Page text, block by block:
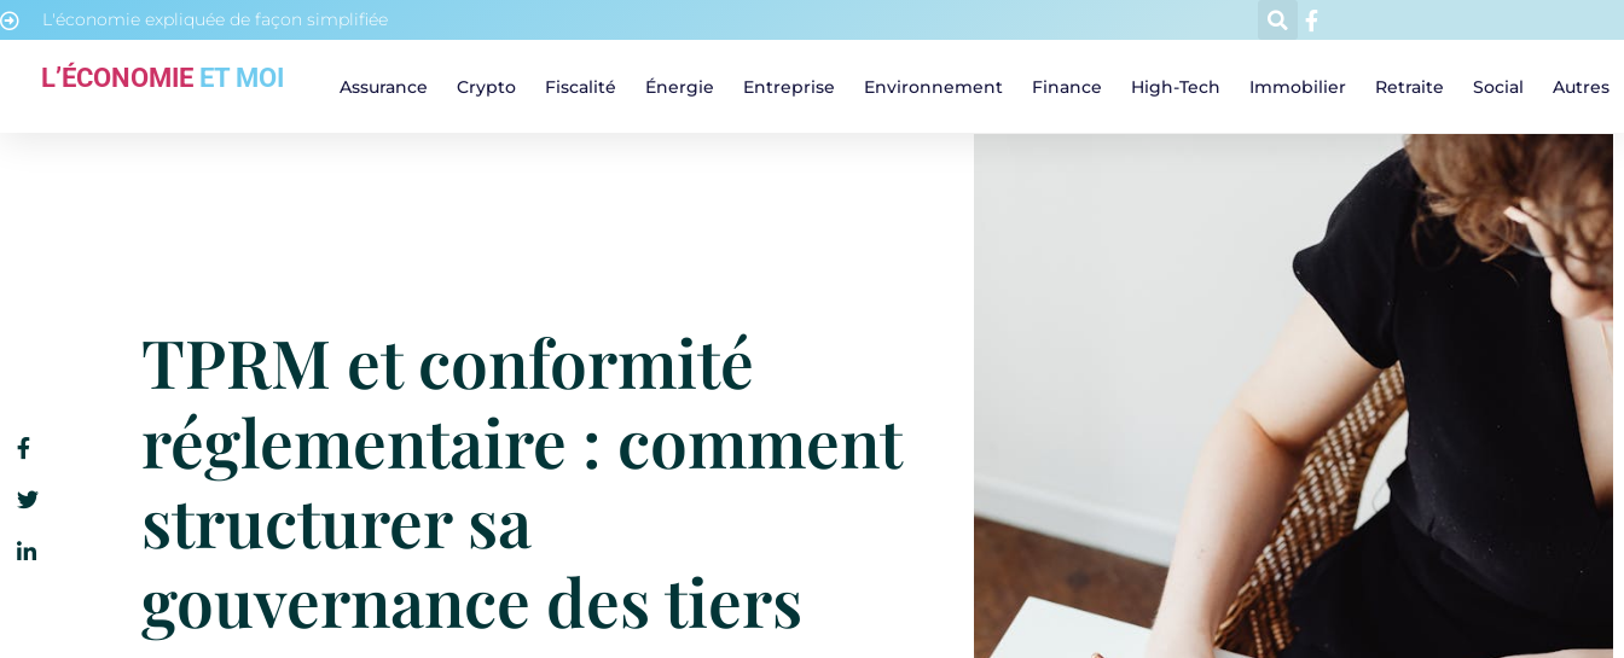
L'économie expliquée de façon simplifiée
L’ÉCONOMIE ET MOI Assurance Crypto Fiscalité Énergie Entreprise Environnement Finance High-Tech Immobilier Retraite Social Autres
TPRM et conformité
réglementaire : comment
structurer sa
gouvernance des tiers